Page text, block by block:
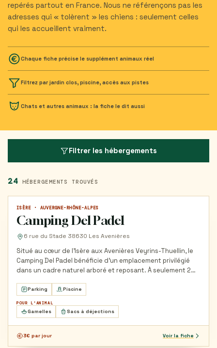
repérés partout en France. Nous ne référençons pas les
adresses qui « tolèrent » les chiens : seulement celles
qui les accueillent vraiment.
Chaque fiche précise le supplément animaux réel
Filtrez par jardin clos, piscine, accès aux pistes
Chats et autres animaux : la fiche le dit aussi
Filtrer les hébergements
24 HÉBERGEMENTS TROUVÉS
CAMPING
ISÈRE · AUVERGNE-RHÔNE-ALPES
Camping Del Padel
6 rue du Stade 38630 Les Avenières
Situé au cœur de l'Isère aux Avenières Veyrins-Thuellin, le
Camping Del Padel bénéficie d’un emplacement privilégié
dans un cadre naturel arboré et reposant. À seulement 2
Parking Piscine
POUR L'ANIMAL
Gamelles Sacs à déjections
3€ par jour Voir la fiche